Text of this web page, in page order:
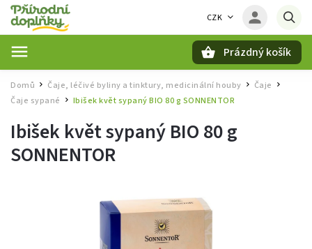
CZK
Prázdný košík
Domů / Čaje, léčivé byliny a tinktury, medicinální houby Čaje
Čaje sypané
Ibišek květ sypaný BIO 80 g SONNENTOR
Ibišek květ sypaný BIO 80 g
SONNENTOR